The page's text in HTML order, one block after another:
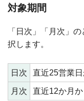
対象期間
「日次」「月次」
択します。
日次 直近25営業
月次
直近12か月